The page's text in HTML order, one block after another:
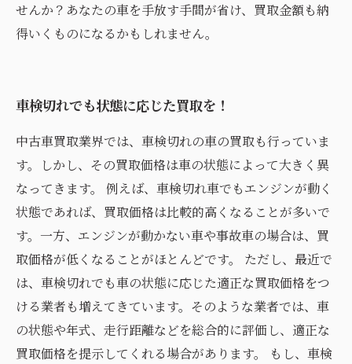
せんか？あなたの車を手放す手間が省け、買取金額も納
得いくものになるかもしれません。
車検切れでも状態に応じた買取を！
中古車買取業界では、車検切れの車の買取も行っていま
す。しかし、その買取価格は車の状態によって大きく異
なってきます。 例えば、車検切れ車でもエンジンが動く
状態であれば、買取価格は比較的高くなることが多いで
す。一方、エンジンが動かない車や事故車の場合は、買
取価格が低くなることがほとんどです。 ただし、最近で
は、車検切れでも車の状態に応じた適正な買取価格をつ
ける業者も増えてきています。そのような業者では、車
の状態や年式、走行距離などを総合的に評価し、適正な
買取価格を提示してくれる場合があります。 もし、車検